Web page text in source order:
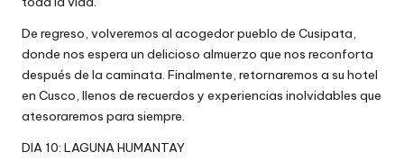
De regreso, volveremos al acogedor pueblo de Cusipata,
donde nos espera un delicioso almuerzo que nos reconforta
después de la caminata. Finalmente, retornaremos a su hotel
en Cusco, llenos de recuerdos y experiencias inolvidables que
atesoraremos para siempre.
DIA 10: LAGUNA HUMANTAY